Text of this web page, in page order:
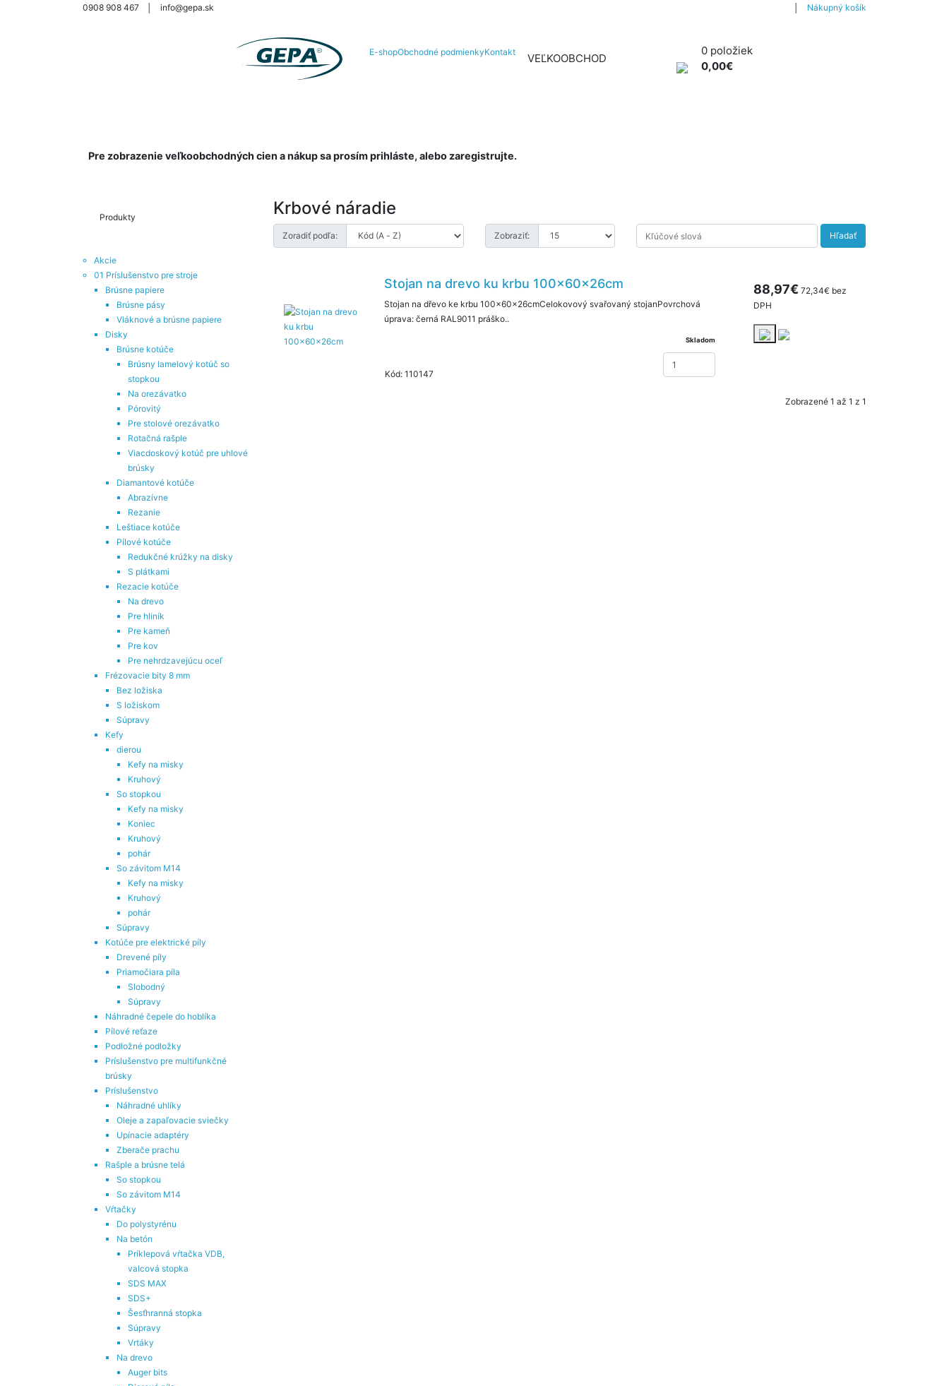
0908 908 467 info@gepa.sk Nákupný košík
E-shopObchodné podmienkyKontakt VEĽKOOBCHOD
0 položiek
0,00€
Pre zobrazenie veľkoobchodných cien a nákup sa prosím prihláste, alebo zaregistrujte.
Produkty
Akcie
01 Príslušenstvo pre stroje
Brúsne papiere
Brúsne pásy
Vláknové a brúsne papiere
Disky
Brúsne kotúče
Brúsny lamelový kotúč so
stopkou
Na orezávatko
Pórovitý
Pre stolové orezávatko
Rotačná rašple
Viacdoskový kotúč pre uhlové
brúsky
Diamantové kotúče
Abrazívne
Rezanie
Leštiace kotúče
Pílové kotúče
Redukčné krúžky na disky
S plátkami
Rezacie kotúče
Na drevo
Pre hliník
Pre kameň
Pre kov
Pre nehrdzavejúcu oceľ
Frézovacie bity 8 mm
Bez ložiska
S ložiskom
Súpravy
Kefy
dierou
Kefy na misky
Kruhový
So stopkou
Kefy na misky
Koniec
Kruhový
pohár
So závitom M14
Kefy na misky
Kruhový
pohár
Súpravy
Kotúče pre elektrické píly
Drevené píly
Priamočiara píla
Slobodný
Súpravy
Náhradné čepele do hoblíka
Pílové reťaze
Podložné podložky
Príslušenstvo pre multifunkčné
brúsky
Príslušenstvo
Náhradné uhlíky
Oleje a zapaľovacie sviečky
Upínacie adaptéry
Zberače prachu
Rašple a brúsne telá
So stopkou
So závitom M14
Vŕtačky
Do polystyrénu
Na betón
Príklepová vŕtačka VDB,
valcová stopka
SDS MAX
SDS+
Šesťhranná stopka
Súpravy
Vrtáky
Na drevo
Auger bits
Krbové náradie
Zoradiť podľa: Zobraziť: Hľadať
Stojan na drevo ku krbu 100x60x26cm
Stojan na dřevo ke krbu 100x60x26cmCelokovový svařovaný stojanPovrchová
úprava: černá RAL9011 práško..
Kód: 110147
Skladom
88,97€ 72,34€ bez
DPH
Zobrazené 1 až 1 z 1